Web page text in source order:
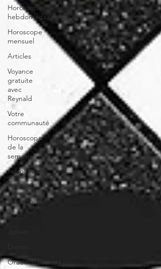
Horoscope
hebdomadaire
Horoscope
mensuel
Articles
Voyance
gratuite
avec
Reynald
Votre
communauté
Horoscope
de la
semaine
Astrologie
Reynald
Astrologue
2020
Oracledesmiroirs